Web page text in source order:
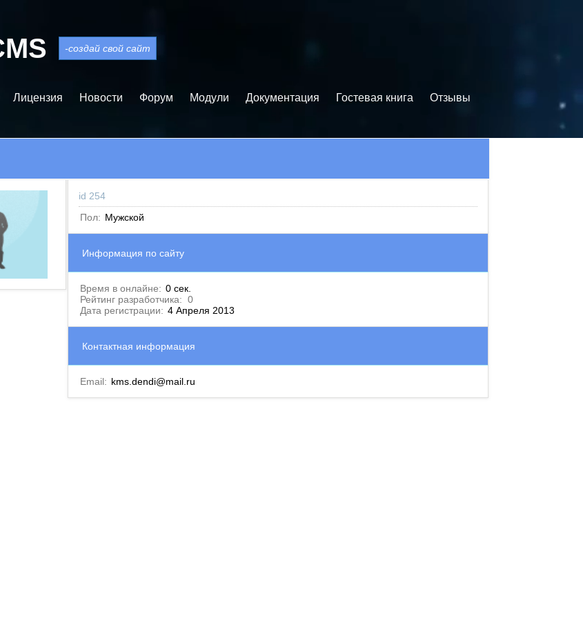
-создай свой сайт
Лицензия Новости Форум Модули Документация Гостевая книга Отзывы
id 254
Пол: Мужской
Информация по сайту
Время в онлайне: 0 сек.
Рейтинг разработчика: 0
Дата регистрации: 4 Апреля 2013
Контактная информация
Email: kms.dendi@mail.ru